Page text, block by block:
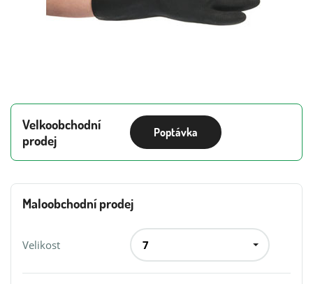
Velkoobchodní
prodej
Poptávka
Maloobchodní prodej
Velikost